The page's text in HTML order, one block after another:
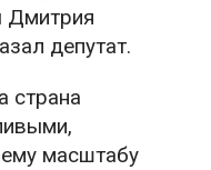
Дмитрия
депутат.
страна
масштабу